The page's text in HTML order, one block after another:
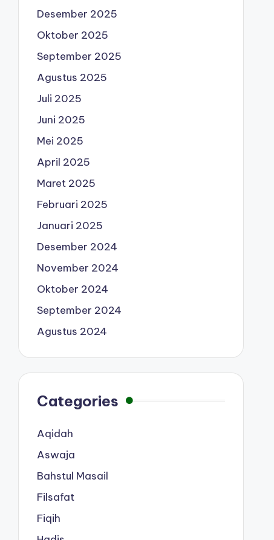
Desember 2025
Oktober 2025
September 2025
Agustus 2025
Juli 2025
Juni 2025
Mei 2025
April 2025
Maret 2025
Februari 2025
Januari 2025
Desember 2024
November 2024
Oktober 2024
September 2024
Agustus 2024
Categories
Aqidah
Aswaja
Bahstul Masail
Filsafat
Fiqih